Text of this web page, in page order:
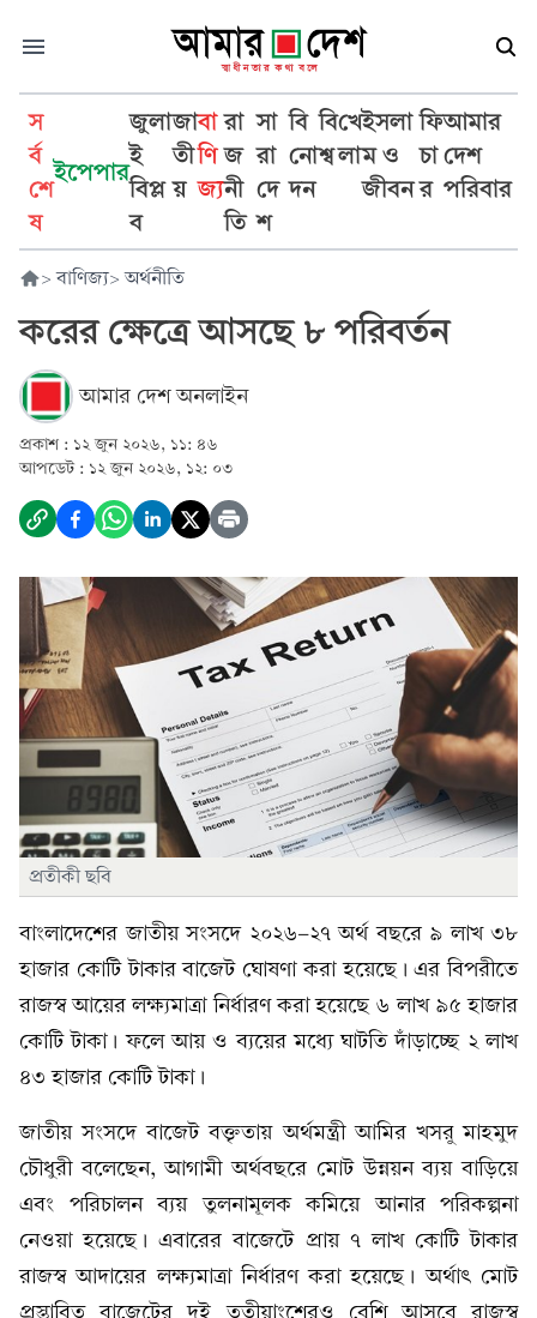
স
র্ব
শে
ষ
ইপেপার
জুলা
ই
বিপ্ল
ব
জা
তী
য়
বা
ণি
জ্য
রা
জ
নী
তি
সা
রা
দে
শ
বি
নো
দন
বি
শ্ব
খে
লা
ইসলা
ম ও
জীবন
ফি
চা
র
আমার
দেশ
পরিবার
> বাণিজ্য> অর্থনীতি
করের ক্ষেত্রে আসছে ৮ পরিবর্তন
আমার দেশ অনলাইন
প্রকাশ : ১২ জুন ২০২৬, ১১: ৪৬
আপডেট : ১২ জুন ২০২৬, ১২: ০৩
প্রতীকী ছবি
বাংলাদেশের জাতীয় সংসদে ২০২৬-২৭ অর্থ বছরে ৯ লাখ ৩৮
হাজার কোটি টাকার বাজেট ঘোষণা করা হয়েছে। এর বিপরীতে
রাজস্ব আয়ের লক্ষ্যমাত্রা নির্ধারণ করা হয়েছে ৬ লাখ ৯৫ হাজার
কোটি টাকা। ফলে আয় ও ব্যয়ের মধ্যে ঘাটতি দাঁড়াচ্ছে ২ লাখ
৪৩ হাজার কোটি টাকা।
জাতীয় সংসদে বাজেট বক্তৃতায় অর্থমন্ত্রী আমির খসরু মাহমুদ
চৌধুরী বলেছেন, আগামী অর্থবছরে মোট উন্নয়ন ব্যয় বাড়িয়ে
এবং পরিচালন ব্যয় তুলনামূলক কমিয়ে আনার পরিকল্পনা
নেওয়া হয়েছে। এবারের বাজেটে প্রায় ৭ লাখ কোটি টাকার
রাজস্ব আদায়ের লক্ষ্যমাত্রা নির্ধারণ করা হয়েছে। অর্থাৎ মোট
প্রস্তাবিত বাজেটের দুই তৃতীয়াংশেরও বেশি আসবে রাজস্ব